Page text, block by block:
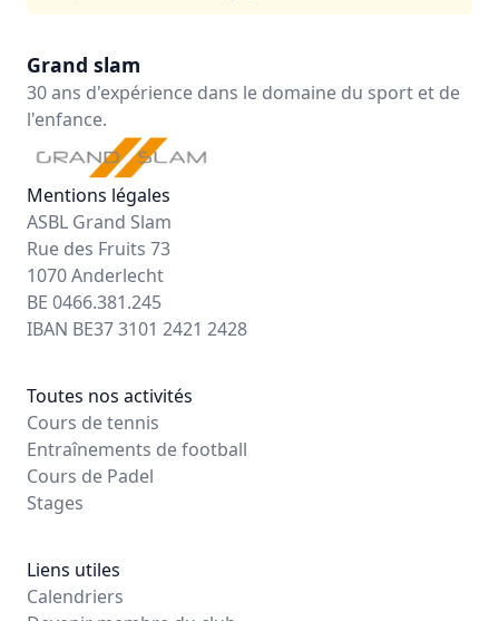
Grand slam
30 ans d'expérience dans le domaine du sport et de
l'enfance.
Mentions légales
ASBL Grand Slam
Rue des Fruits 73
1070 Anderlecht
BE 0466.381.245
IBAN BE37 3101 2421 2428
Toutes nos activités
Cours de tennis
Entraînements de football
Cours de Padel
Stages
Liens utiles
Calendriers